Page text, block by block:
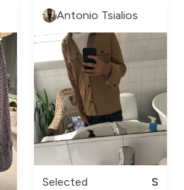
Antonio Tsialios
Selected
S